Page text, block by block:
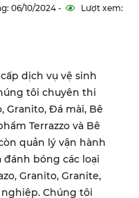
06/10/2024 -
Lượt xem:
dịch vụ vệ sinh
tôi chuyên thi
Granito, Đá mài, Bê
Terrazzo và Bê
quản lý vận hành
bóng các loại
Granito, Granite,
Chúng tôi